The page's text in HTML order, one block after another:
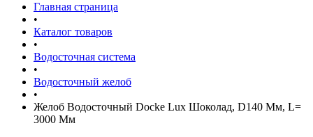
Главная страница
•
Каталог товаров
•
Водосточная система
•
Водосточный желоб
•
Желоб Водосточный Docke Lux Шоколад, D140 Мм, L=
3000 Мм